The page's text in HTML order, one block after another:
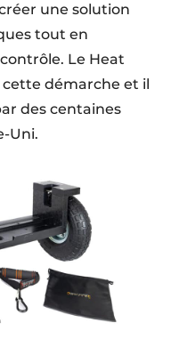
une solution
tout en
Le Heat
démarche et il
des centaines
Uni.